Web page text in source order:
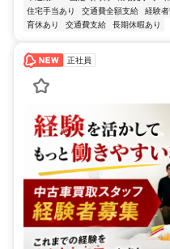
住宅手当あり
交通費全額支給 経験
育休あり
交通費支給 長期休暇あり
正社員